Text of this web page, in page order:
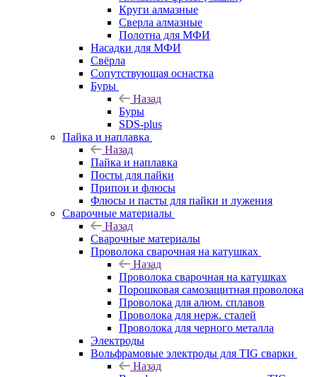
Круги алмазные
Сверла алмазные
Полотна для МФИ
Насадки для МФИ
Свёрла
Сопутствующая оснастка
Буры
Назад
Буры
SDS-plus
Пайка и наплавка
Назад
Пайка и наплавка
Посты для пайки
Припои и флюсы
Флюсы и пасты для пайки и лужения
Сварочные материалы
Назад
Сварочные материалы
Проволока сварочная на катушках
Назад
Проволока сварочная на катушках
Порошковая самозащитная проволока
Проволока для алюм. сплавов
Проволока для нерж. сталей
Проволока для черного металла
Электроды
Вольфрамовые электроды для TIG сварки
Назад